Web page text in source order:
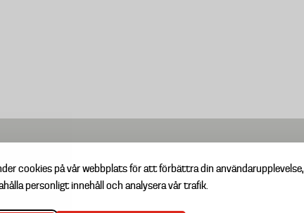
cookies på vår webbplats för att förbättra din användarupplevelse,
personligt innehåll och analysera vår trafik.